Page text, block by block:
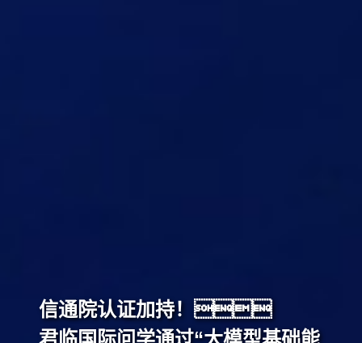
信通院认证加持！
君临国际问学通过“大模型基础能